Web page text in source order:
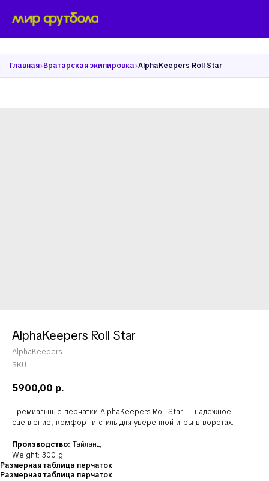
Главная›Вратарская экипировка›AlphaKeepers Roll Star
AlphaKeepers Roll Star
AlphaKeepers
SKU:
5900,00 р.
Премиальные перчатки AlphaKeepers Roll Star — надежное
сцепление, комфорт и стиль для уверенной игры в воротах.
Производство: Тайланд
Weight: 300 g
Размерная таблица перчаток
Размерная таблица перчаток